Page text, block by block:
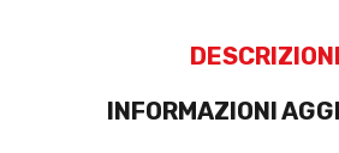
INFORMAZIONI